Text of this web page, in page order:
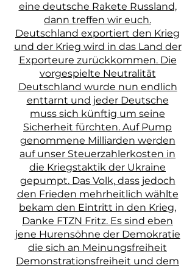
eine deutsche Rakete Russland,
dann treffen wir euch.
Deutschland exportiert den Krieg
und der Krieg wird in das Land der
Exporteure zurückkommen. Die
vorgespielte Neutralität
Deutschland wurde nun endlich
enttarnt und jeder Deutsche
muss sich künftig um seine
Sicherheit fürchten. Auf Pump
genommene Milliarden werden
auf unser Steuerzahlerkosten in
die Kriegstaktik der Ukraine
gepumpt. Das Volk, dass jedoch
den Frieden mehrheitlich wählte
bekam den Eintritt in den Krieg,
Danke FTZN Fritz. Es sind eben
jene Hurensöhne der Demokratie
die sich an Meinungsfreiheit
Demonstrationsfreiheit und dem